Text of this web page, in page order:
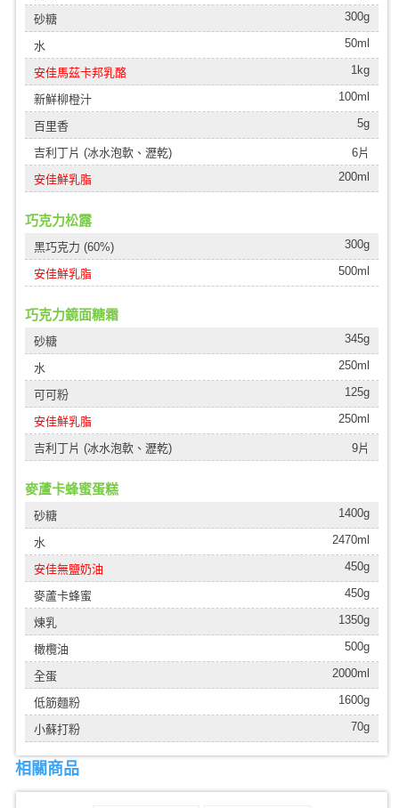
砂糖
300g
水 50ml
安佳馬茲卡邦乳酪 1kg
新鮮柳橙汁 100ml
百里香 5g
吉利丁片 (冰水泡軟、瀝乾)
6片
安佳鮮乳脂
200ml
巧克力松露
黑巧克力 (60%) 300g
安佳鮮乳脂 500ml
巧克力鏡面糖霜
砂糖 345g
水 250ml
可可粉 125g
安佳鮮乳脂 250ml
吉利丁片 (冰水泡軟、瀝乾) 9片
麥蘆卡蜂蜜蛋糕
砂糖 1400g
水 2470ml
安佳無鹽奶油 450g
麥蘆卡蜂蜜 450g
煉乳 1350g
橄欖油 500g
全蛋 2000ml
低筋麵粉 1600g
小蘇打粉 70g
相關商品